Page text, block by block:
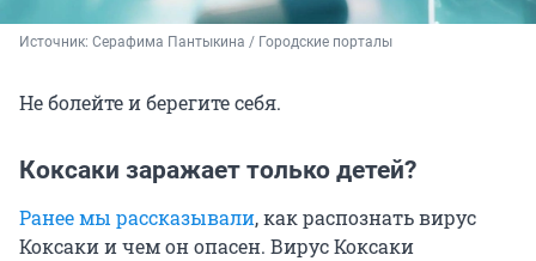
Источник: Серафима Пантыкина / Городские порталы
Не болейте и берегите себя.
Коксаки заражает только детей?
Ранее мы рассказывали, как распознать вирус
Коксаки и чем он опасен. Вирус Коксаки